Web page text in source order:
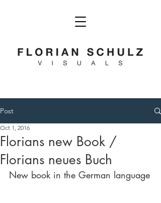
Post
Florians new Book /
Florians neues Buch
Oct 1, 2016
New book in the German language